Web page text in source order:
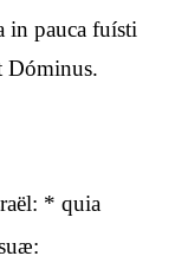
in pauca fuísti
Dóminus.
* quia